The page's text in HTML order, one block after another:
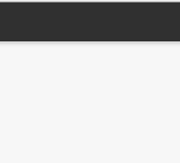
(Archivé) Syndication RSS